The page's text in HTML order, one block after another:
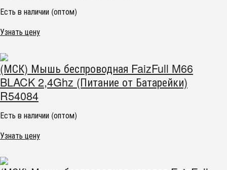
Есть в наличии (оптом)
Узнать цену
(МСК) Мышь беспроводная FaizFull M66
BLACK 2,4Ghz (Питание от Батарейки)
R54084
Есть в наличии (оптом)
Узнать цену